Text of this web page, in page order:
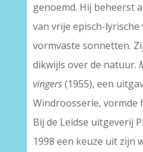
genoemd. Hij beheerst
van vrije episch-
vormvaste sonnetten.
dikwijls over de natuur.
vingers(1955), een
Windroosserie, vormde
Bij de Leidse uitgeverij
1998 een keuze uit zijn